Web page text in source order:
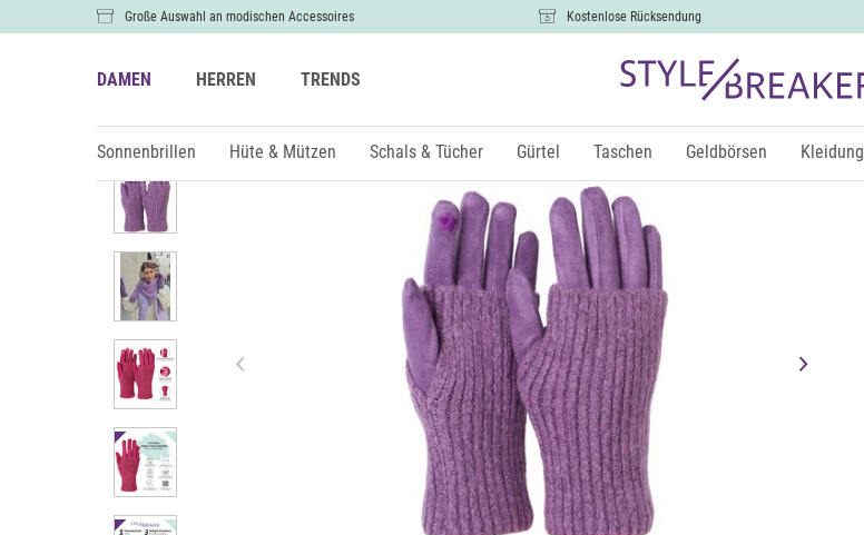
Große Auswahl an modischen Accessoires Kostenlose Rücksendung
DAMEN HERREN TRENDS
Sonnenbrillen Hüte & Mützen Schals & Tücher Gürtel Taschen Geldbörsen Kleidung